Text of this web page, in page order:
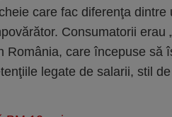
care fac diferenţa dintre
Consumatorii erau
România, care începuse să
legate de salarii, stil